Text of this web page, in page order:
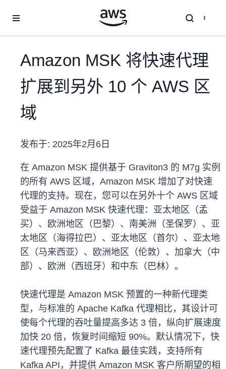
Amazon MSK 将快速代理
扩展到另外 10 个 AWS 区
域
发布于: 2025年2月6日
在 Amazon MSK 提供基于 Graviton3 的 M7g 实例
的所有 AWS 区域，Amazon MSK 增加了对快速
代理的支持。现在，您可以在另外十个 AWS 区域
受益于 Amazon MSK 快速代理：亚太地区（孟
买）、欧洲地区（巴黎）、南美洲（圣保罗）、亚
太地区（海得拉巴）、亚太地区（首尔）、亚太地
区（马来西亚）、欧洲地区（伦敦）、加拿大（中
部）、欧洲（西班牙）和中东（巴林）。
快速代理是 Amazon MSK 预置的一种新代理类
型，与标准的 Apache Kafka 代理相比，其设计可
使每个代理的吞吐量提高多达 3 倍，纵向扩展速度
加快 20 倍，恢复时间缩短 90%。默认情况下，快
速代理预先配置了 Kafka 最佳实践，支持所有
Kafka API，并提供 Amazon MSK 客户所期望的相